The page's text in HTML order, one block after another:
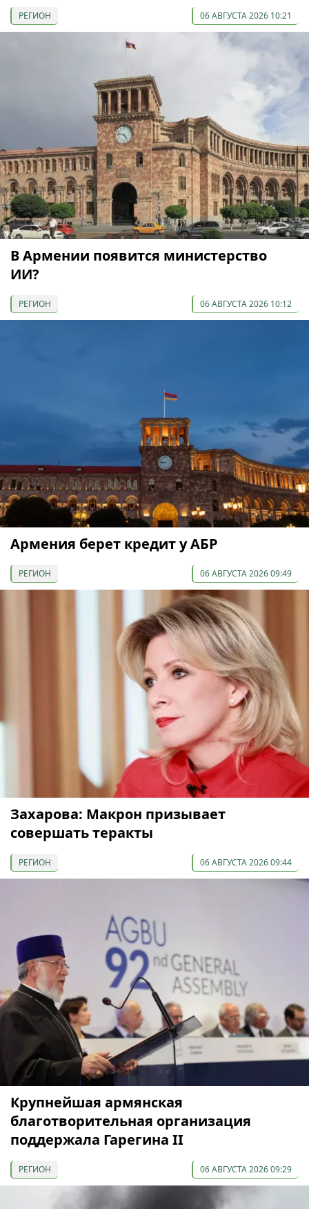
РЕГИОН 06 АВГУСТА 2026 10:21
В Армении появится министерство
ИИ?
РЕГИОН 06 АВГУСТА 2026 10:12
Армения берет кредит у АБР
РЕГИОН 06 АВГУСТА 2026 09:49
Захарова: Макрон призывает
совершать теракты
РЕГИОН 06 АВГУСТА 2026 09:44
Крупнейшая армянская
благотворительная организация
поддержала Гарегина II
РЕГИОН 06 АВГУСТА 2026 09:29